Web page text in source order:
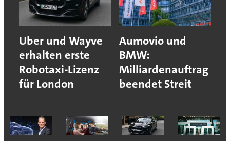
Uber und Wayve
erhalten erste
Robotaxi-Lizenz
für London
Aumovio und
BMW:
Milliardenauftrag
beendet Streit